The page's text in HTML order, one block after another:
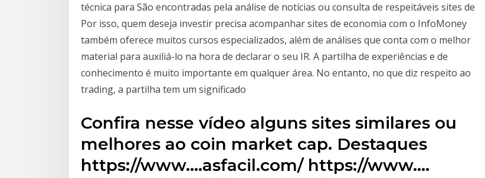
técnica para São encontradas pela análise de notícias ou consulta de respeitáveis sites de
Por isso, quem deseja investir precisa acompanhar sites de economia com o InfoMoney
também oferece muitos cursos especializados, além de análises que conta com o melhor
material para auxiliá-lo na hora de declarar o seu IR. A partilha de experiências e de
conhecimento é muito importante em qualquer área. No entanto, no que diz respeito ao
trading, a partilha tem um significado
Confira nesse vídeo alguns sites similares ou
melhores ao coin market cap. Destaques
https://www.…asfacil.com/ https://www.…